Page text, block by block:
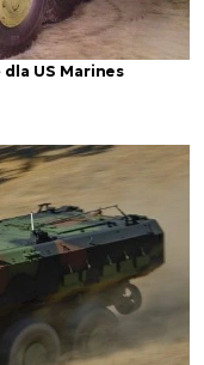
dla US Marines